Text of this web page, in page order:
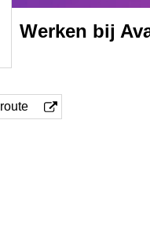
Werken bij
route